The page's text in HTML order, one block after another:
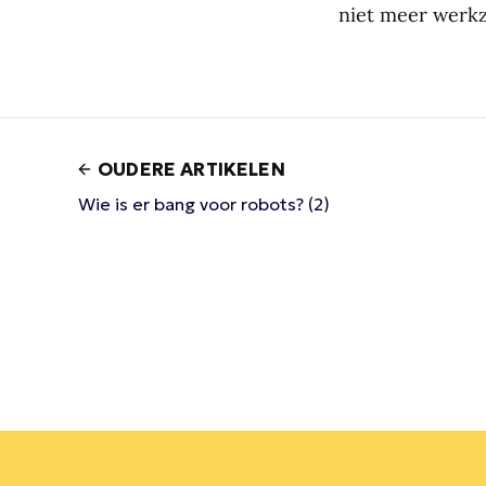
niet meer
OUDERE ARTIKELEN
Wie is er bang voor robots? (2)